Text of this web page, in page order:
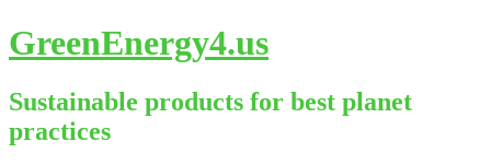
GreenEnergy4.us
Sustainable products for best planet
practices